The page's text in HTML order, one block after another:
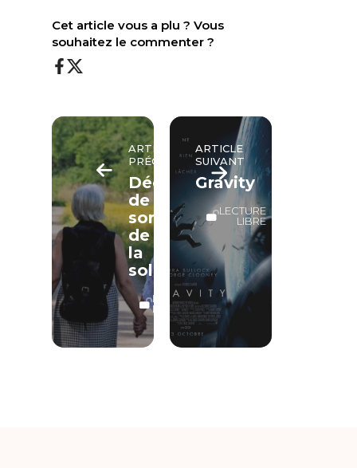
Cet article vous a plu ? Vous
souhaitez le commenter ?
ARTICLE
PRÉCÉDENT
Décidez
de
sortir
de
la
solitude
LECTURE
LIBRE
ARTICLE
SUIVANT
Gravity
LECTURE
LIBRE